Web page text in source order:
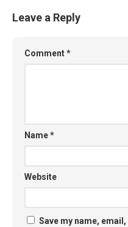
Leave a Reply
Comment*
Name*
Website
Save my name,